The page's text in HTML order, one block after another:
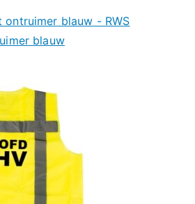
ontruimer blauw - RWS
blauw